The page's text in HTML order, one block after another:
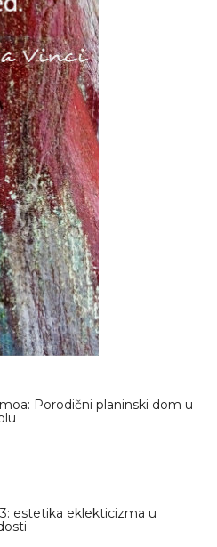
Porodični planinski dom u
estetika eklekticizma u